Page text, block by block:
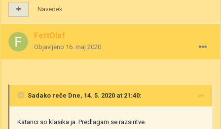
Navedek
FettOlaf
Objavljeno 16. maj 2020
Sadako reče Dne, 14. 5. 2020 at 21:40:
Katanci so klasika ja. Predlagam se razsiritve.